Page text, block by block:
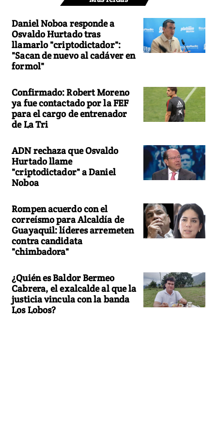
Daniel Noboa responde a
Osvaldo Hurtado tras
llamarlo "criptodictador":
"Sacan de nuevo al cadáver en
formol"
Confirmado: Robert Moreno
ya fue contactado por la FEF
para el cargo de entrenador
de La Tri
ADN rechaza que Osvaldo
Hurtado llame
"criptodictador" a Daniel
Noboa
Rompen acuerdo con el
correísmo para Alcaldía de
Guayaquil: líderes arremeten
contra candidata
"chimbadora"
¿Quién es Baldor Bermeo
Cabrera, el exalcalde al que la
justicia vincula con la banda
Los Lobos?